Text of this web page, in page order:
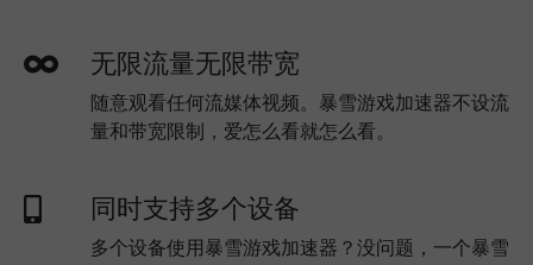
无限流量无限带宽
随意观看任何流媒体视频。暴雪游戏加速器不设流
量和带宽限制，爱怎么看就怎么看。
同时支持多个设备
多个设备使用暴雪游戏加速器？没问题，一个暴雪